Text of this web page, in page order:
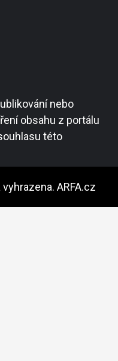
nebo
obsahu z portálu
této
ARFA.cz